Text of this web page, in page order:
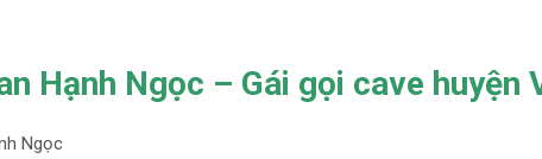
Hạnh Ngọc – Gái gọi cave huyện
Ngọc